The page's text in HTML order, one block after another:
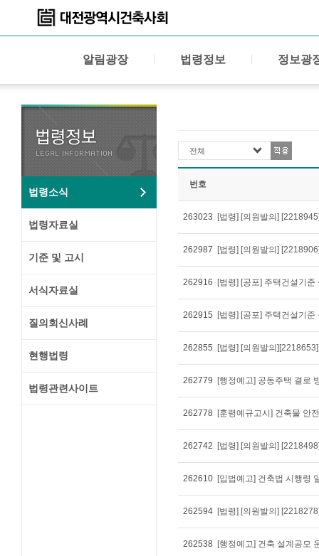
알림광장 법령정보 정보광
법령소식
법령자료실
기준 및 고시
서식자료실
질의회신사례
현행법령
법령관련사이트
전체
번호
263023
262987
262916
262915 [법령] [공포] 주택건설기
262855
262779
262778
262742
262610
262594
262538